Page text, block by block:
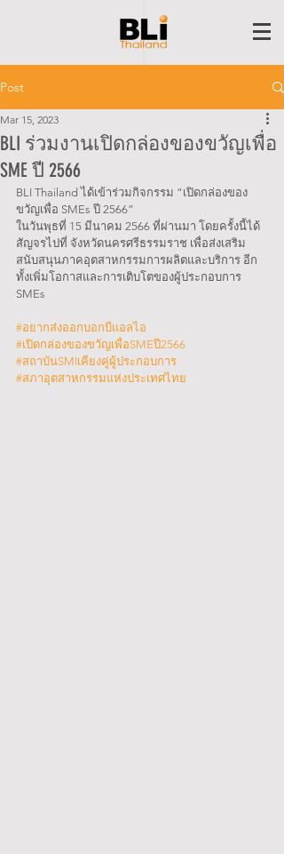
Post
BLI ร่วมงานเปิดกล่องของขวัญเพื่อ
SME ปี 2566
Mar 15, 2023
BLI Thailand ได้เข้าร่วมกิจกรรม “เปิดกล่องของ
ขวัญเพื่อ SMEs ปี 2566”
ในวันพุธที่ 15 มีนาคม 2566 ที่ผ่านมา โดยครั้งนี้ได้
สัญจรไปที่ จังหวัดนครศรีธรรมราช เพื่อส่งเสริม
สนับสนุนภาคอุตสาหกรรมการผลิตและบริการ อีก
ทั้งเพิ่มโอกาสและการเติบโตของผู้ประกอบการ
SMEs
#อยากส่งออกบอกบีแอลไอ
#เปิดกล่องของขวัญเพื่อSMEปี2566
#สถาบันSMIเคียงคู่ผู้ประกอบการ
#สภาอุตสาหกรรมแห่งประเทศไทย